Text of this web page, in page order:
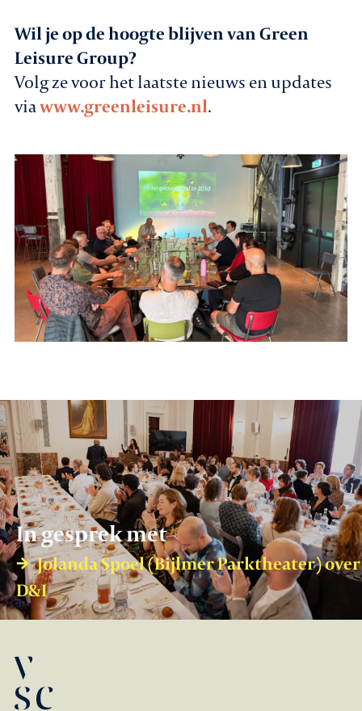
Wil je op de hoogte blijven van Green
Leisure Group?
Volg ze voor het laatste nieuws en updates
viawww.greenleisure.nl.
In gesprek met
Jolanda Spoel (Bijlmer Parktheater) over
D&I